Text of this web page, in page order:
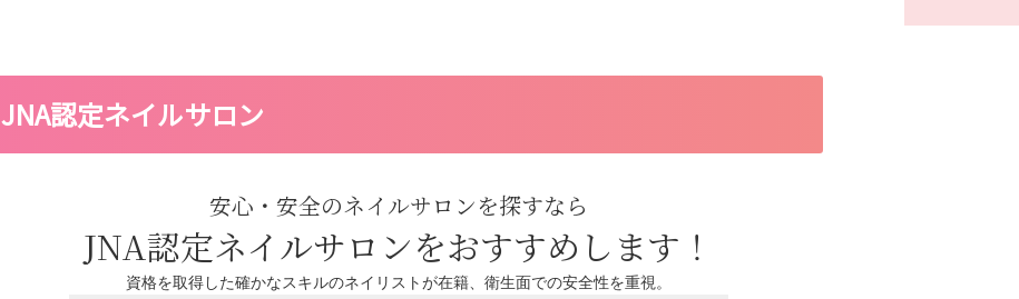
JNA認定ネイルサロン
安心・安全のネイルサロンを探すなら
JNA認定ネイルサロンをおすすめします！
資格を取得した確かなスキルのネイリストが在籍、衛生面での安全性を重視。